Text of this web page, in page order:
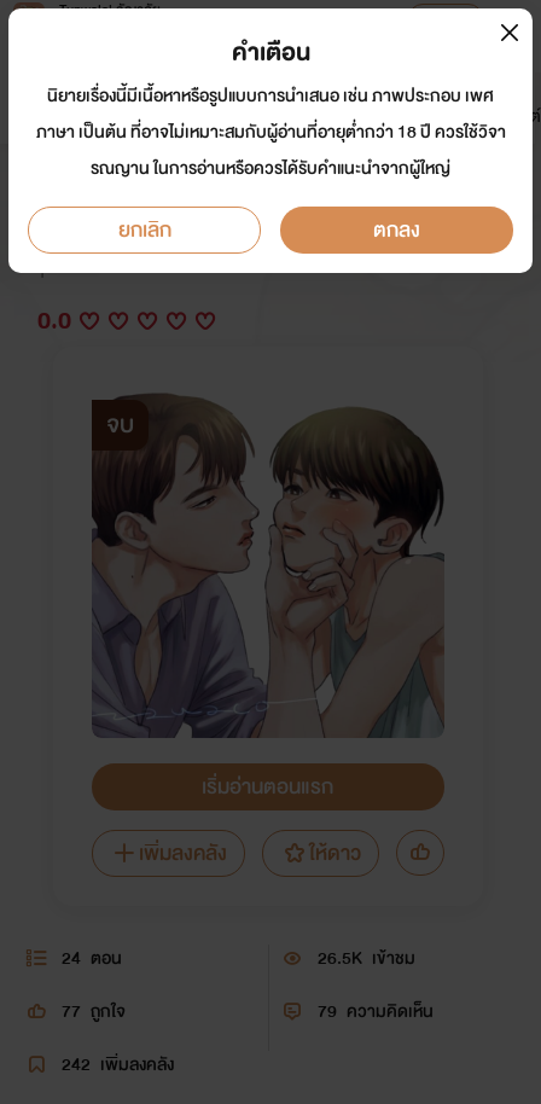
Tunwalai ธัญวลัย
หน้าแรก นิยาย อีบุ๊ก การ์ตูน
มาใหม่
ดรีมแชท ธัญลิสต์
สามีผมโหด
นักเขียน: มิน ตราา
Y
0.0
จบ
เริ่มอ่านตอนแรก
เพิ่มลงคลัง
ให้ดาว
24 ตอน 26.5K เข้าชม
77 ถูกใจ 79 ความคิดเห็น
242 เพิ่มลงคลัง
คำเตือน
นิยายเรื่องนี้มีเนื้อหาหรือรูปแบบการนำเสนอ เช่น ภาพประกอบ เพศ
ภาษา เป็นต้น ที่อาจไม่เหมาะสมกับผู้อ่านที่อายุต่ำกว่า 18 ปี ควรใช้วิจา
รณญาน ในการอ่านหรือควรได้รับคำแนะนำจากผู้ใหญ่
ยกเลิก ตกลง